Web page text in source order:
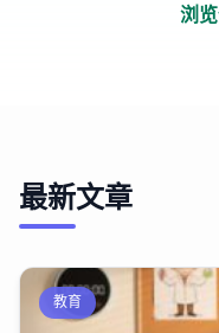
浏
最新文章
教育